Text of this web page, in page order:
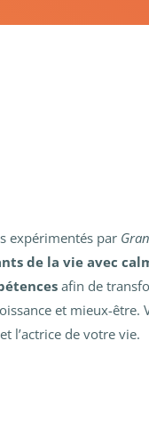
expérimentés par
de la vie avec
afin de
et mieux-être.
l’actrice de votre vie.